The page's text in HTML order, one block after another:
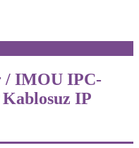
/ IMOU IPC-
IP